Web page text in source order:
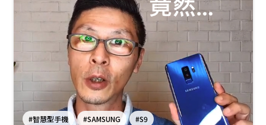
#智慧型手機 #SAMSUNG #S9